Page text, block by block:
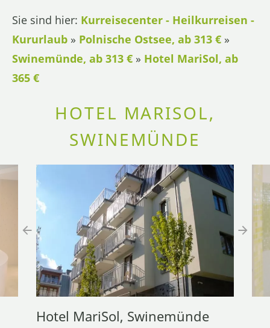
Sie sind hier: Kurreisecenter - Heilkurreisen -
Kururlaub » Polnische Ostsee, ab 313 € »
Swinemünde, ab 313 € » Hotel MariSol, ab
365 €
HOTEL MARISOL,
SWINEMÜNDE
Hotel MariSol, Swinemünde